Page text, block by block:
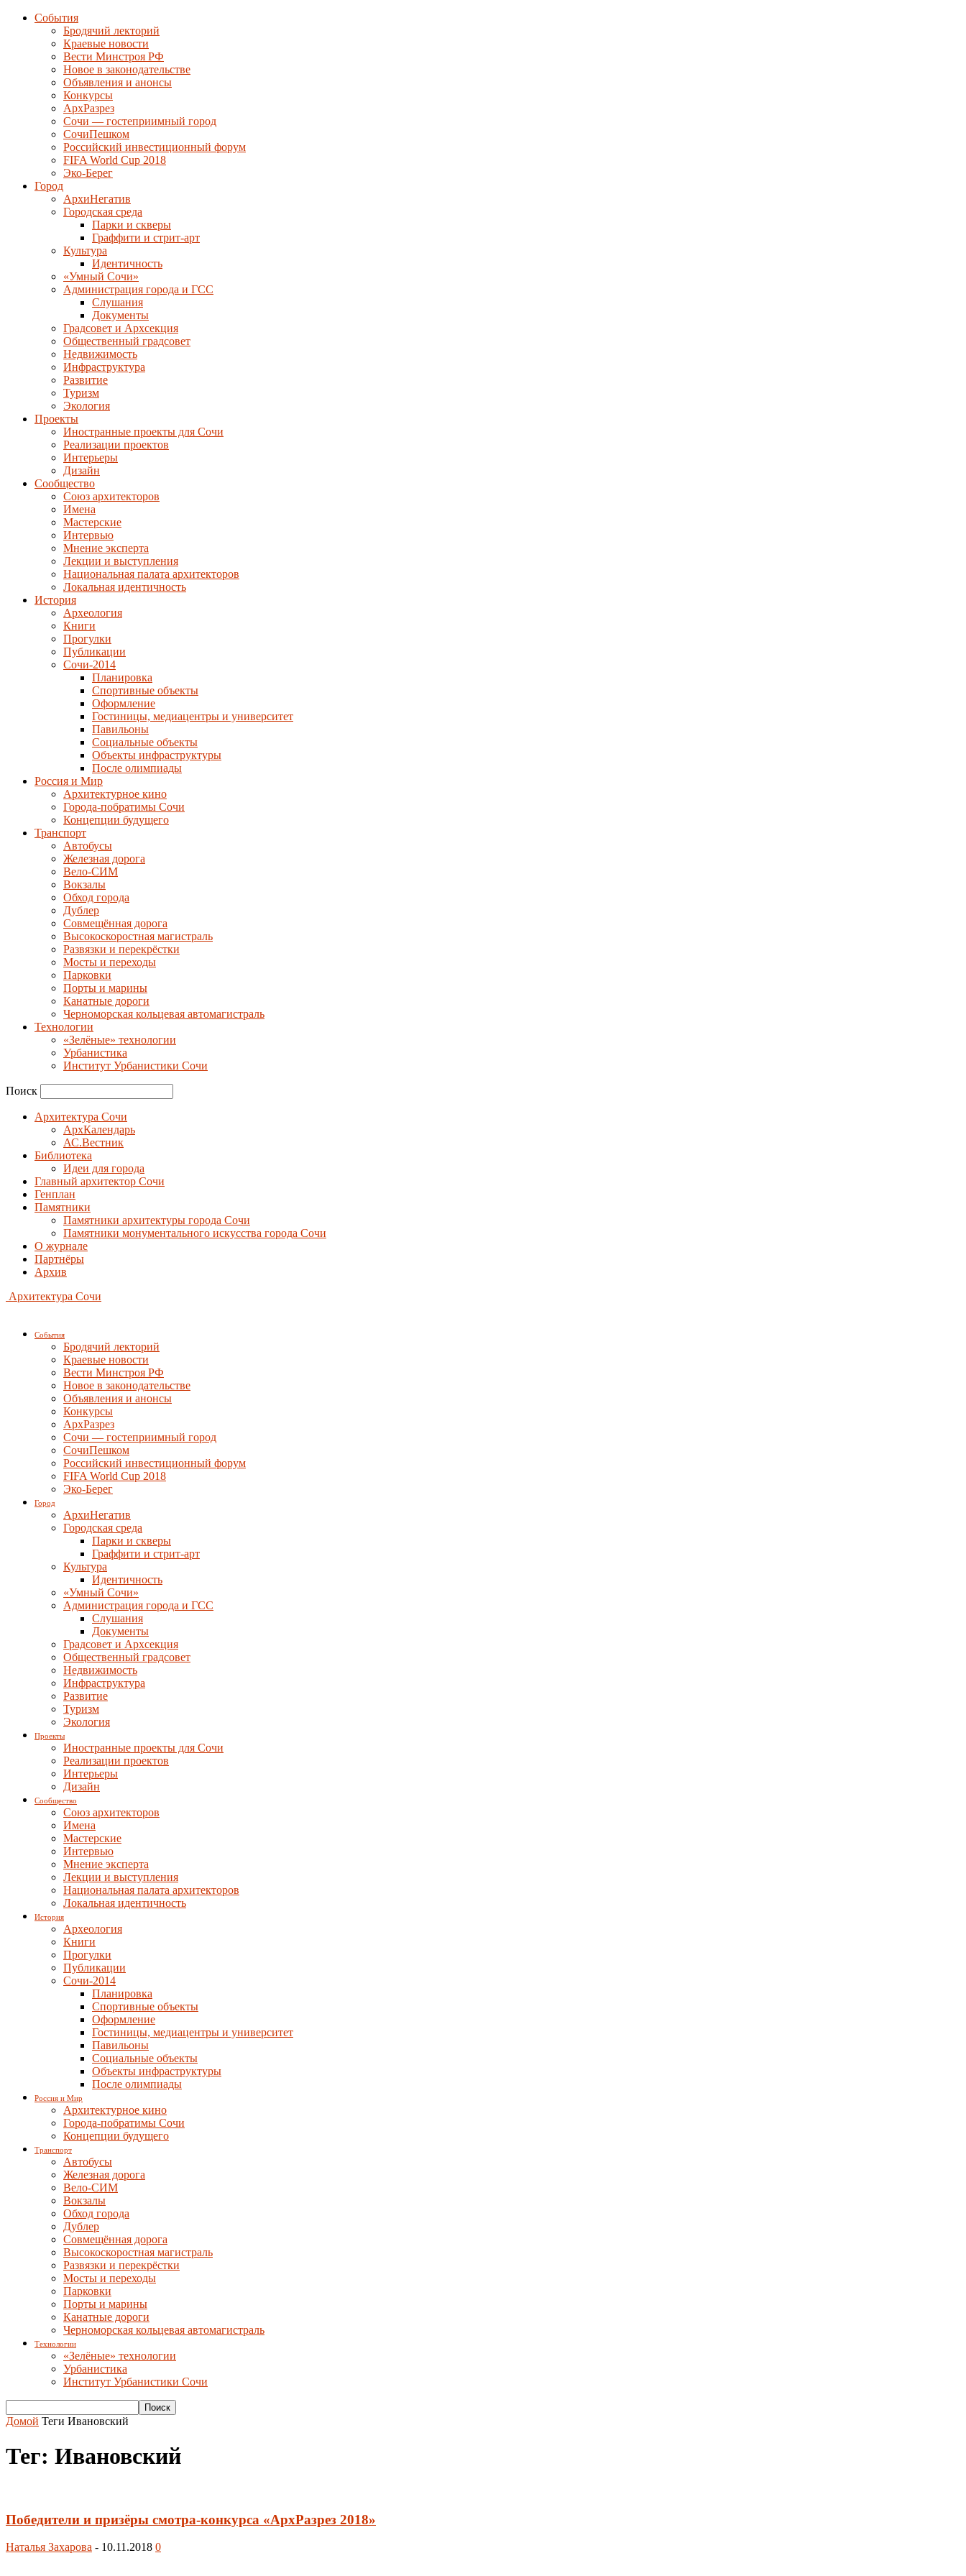
События
Бродячий лекторий
Краевые новости
Вести Минстроя РФ
Новое в законодательстве
Объявления и анонсы
Конкурсы
АрхРазрез
Сочи — гостеприимный город
СочиПешком
Российский инвестиционный форум
FIFA World Cup 2018
Эко-Берег
Город
АрхиНегатив
Городская среда
Парки и скверы
Граффити и стрит-арт
Культура
Идентичность
«Умный Сочи»
Администрация города и ГСС
Слушания
Документы
Градсовет и Архсекция
Общественный градсовет
Недвижимость
Инфраструктура
Развитие
Туризм
Экология
Проекты
Иностранные проекты для Сочи
Реализации проектов
Интерьеры
Дизайн
Сообщество
Союз архитекторов
Имена
Мастерские
Интервью
Мнение эксперта
Лекции и выступления
Национальная палата архитекторов
Локальная идентичность
История
Археология
Книги
Прогулки
Публикации
Сочи-2014
Планировка
Спортивные объекты
Оформление
Гостиницы, медиацентры и университет
Павильоны
Социальные объекты
Объекты инфраструктуры
После олимпиады
Россия и Мир
Архитектурное кино
Города-побратимы Сочи
Концепции будущего
Транспорт
Автобусы
Железная дорога
Вело-СИМ
Вокзалы
Обход города
Дублер
Совмещённая дорога
Высокоскоростная магистраль
Развязки и перекрёстки
Мосты и переходы
Парковки
Порты и марины
Канатные дороги
Черноморская кольцевая автомагистраль
Технологии
«Зелёные» технологии
Урбанистика
Институт Урбанистики Сочи
Поиск
Архитектура Сочи
АрхКалендарь
АС.Вестник
Библиотека
Идеи для города
Главный архитектор Сочи
Генплан
Памятники
Памятники архитектуры города Сочи
Памятники монументального искусства города Сочи
О журнале
Партнёры
Архив
Архитектура Сочи
События
Бродячий лекторий
Краевые новости
Вести Минстроя РФ
Новое в законодательстве
Объявления и анонсы
Конкурсы
АрхРазрез
Сочи — гостеприимный город
СочиПешком
Российский инвестиционный форум
FIFA World Cup 2018
Эко-Берег
Город
АрхиНегатив
Городская среда
Парки и скверы
Граффити и стрит-арт
Культура
Идентичность
«Умный Сочи»
Администрация города и ГСС
Слушания
Документы
Градсовет и Архсекция
Общественный градсовет
Недвижимость
Инфраструктура
Развитие
Туризм
Экология
Проекты
Иностранные проекты для Сочи
Реализации проектов
Интерьеры
Дизайн
Сообщество
Союз архитекторов
Имена
Мастерские
Интервью
Мнение эксперта
Лекции и выступления
Национальная палата архитекторов
Локальная идентичность
История
Археология
Книги
Прогулки
Публикации
Сочи-2014
Планировка
Спортивные объекты
Оформление
Гостиницы, медиацентры и университет
Павильоны
Социальные объекты
Объекты инфраструктуры
После олимпиады
Россия и Мир
Архитектурное кино
Города-побратимы Сочи
Концепции будущего
Транспорт
Автобусы
Железная дорога
Вело-СИМ
Вокзалы
Обход города
Дублер
Совмещённая дорога
Высокоскоростная магистраль
Развязки и перекрёстки
Мосты и переходы
Парковки
Порты и марины
Канатные дороги
Черноморская кольцевая автомагистраль
Технологии
«Зелёные» технологии
Урбанистика
Институт Урбанистики Сочи
Домой Теги Ивановский
Тег: Ивановский
Победители и призёры смотра-конкурса «АрхРазрез 2018»
Наталья Захарова - 10.11.2018 0